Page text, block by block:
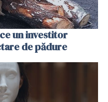
un investitor
de pădure